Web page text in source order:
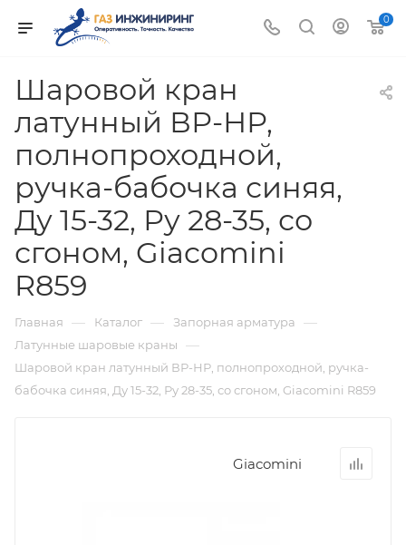
0
Шаровой кран
латунный ВР-НР,
полнопроходной,
ручка-бабочка синяя,
Ду 15-32, Ру 28-35, со
сгоном, Giacomini
R859
Главная — Каталог — Запорная арматура —
Латунные шаровые краны —
Шаровой кран латунный ВР-НР, полнопроходной, ручка-
бабочка синяя, Ду 15-32, Ру 28-35, со сгоном, Giacomini R859
Giacomini